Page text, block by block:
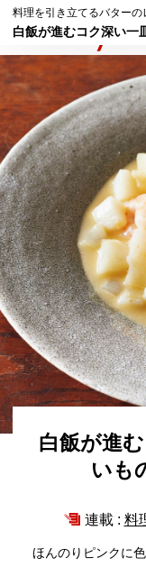
料理を引き立てるバターの
白飯が進むコク深い一
白飯が進
いも
連載 : 料
ほんのりピンクに